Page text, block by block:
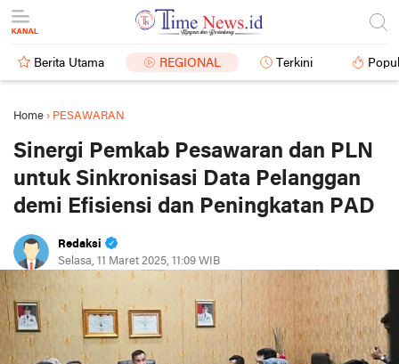
Berita Utama REGIONAL Terkini
Home › PESAWARAN
Sinergi Pemkab Pesawaran dan PLN
untuk Sinkronisasi Data Pelanggan
demi Efisiensi dan Peningkatan PAD
Redaksi
Selasa, 11 Maret 2025, 11:09 WIB